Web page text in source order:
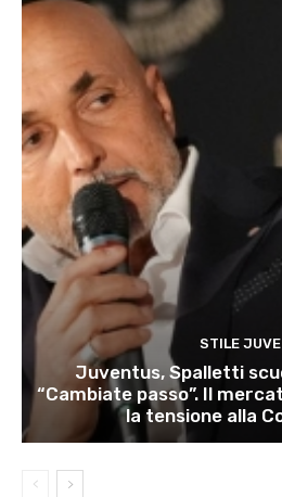
STILE JUVE
Juventus, Spalletti
“Cambiate passo”. Il
la tensione alla